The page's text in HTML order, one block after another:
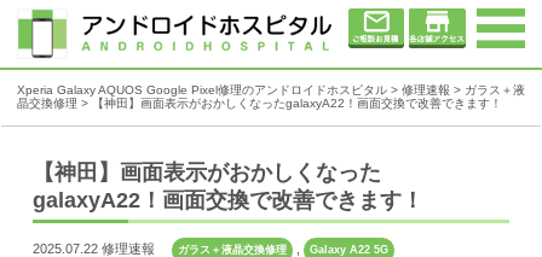
Xperia Galaxy AQUOS Google Pixel修理のアンドロイドホスピタル > 修理速報 > ガラス＋液
晶交換修理 > 【神田】画面表示がおかしくなったgalaxyA22！画面交換で改善できます！
【神田】画面表示がおかしくなった
galaxyA22！画面交換で改善できます！
2025.07.22 修理速報 ガラス＋液晶交換修理 , Galaxy A22 5G